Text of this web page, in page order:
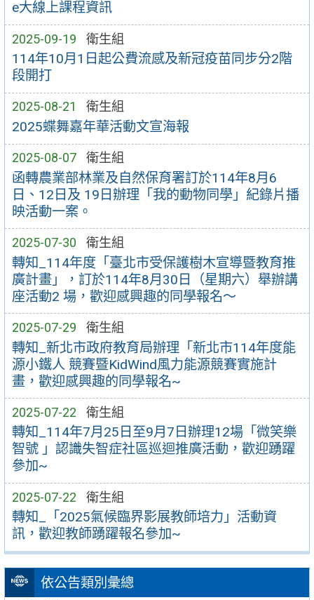
e大線上課程資訊
2025-09-19 衛生組
114年10月1日起公費流感及新冠疫苗同步分2階
段開打
2025-08-21 衛生組
2025蝶舞嘉年華活動文宣海報
2025-08-07 衛生組
函轉農業部林業及自然保育署訂於114年8月6
日、12日及 19日辦理「我的動物同學」紀錄片播
映活動一案。
2025-07-30 衛生組
轉知_114年度「臺北市受保護樹木宣導暨教育推
廣計畫」，訂於114年8月30日（星期六）舉辦講
座活動2 場，歡迎感興趣的同學報名～
2025-07-29 衛生組
轉知_新北市政府教育局辦理「新北市114年度能
源小鐵人 競賽暨KidWind風力能源競賽實施計
畫，歡迎感興趣的同學報名~
2025-07-22 衛生組
轉知_114年7月25日至9月7日辦理12場「微笑樂
智號 」認識失智症社區巡迴推廣活動，歡迎踴躍
參加~
2025-07-22 衛生組
轉知_「2025氣候臨界影展教師培力」活動資
訊，歡迎教師踴躍報名參加~
依公告類別彙總